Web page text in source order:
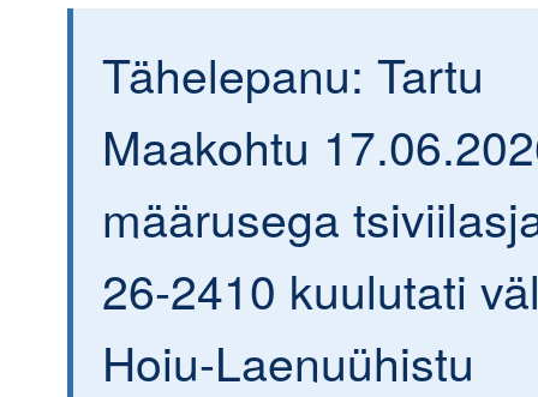
Tähelepanu: Tartu
Maakohtu
määrusega
26-2410 kuulutati
Hoiu-Laenuühistu